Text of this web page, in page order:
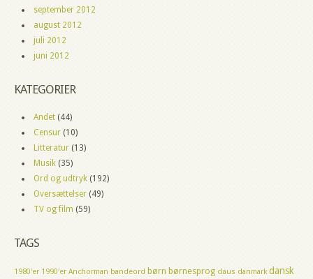
september 2012
august 2012
juli 2012
juni 2012
KATEGORIER
Andet (44)
Censur (10)
Litteratur (13)
Musik (35)
Ord og udtryk (192)
Oversættelser (49)
TV og film (59)
TAGS
1980'er 1990'er Anchorman bandeord børn børnesprog claus danmark dansk